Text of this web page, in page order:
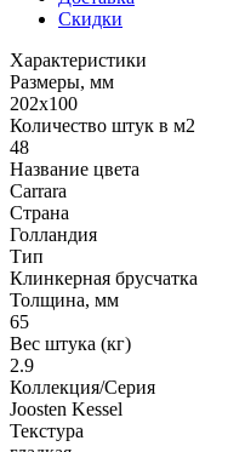
Скидки
Характеристики
Размеры, мм
202x100
Количество штук в м2
48
Название цвета
Carrara
Страна
Голландия
Тип
Клинкерная брусчатка
Толщина, мм
65
Вес штука (кг)
2.9
Коллекция/Серия
Joosten Kessel
Текстура